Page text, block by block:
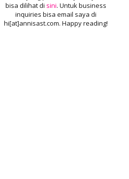
bisa dilihat di sini. Untuk business
inquiries bisa email saya di
hi[at]annisast.com. Happy reading!